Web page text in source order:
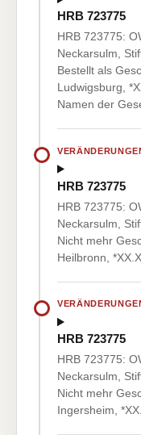
HRB 723775
HRB 723775:
Neckarsulm,
Bestellt als
Ludwigsburg,
Namen der
HRB 723775
HRB 723775:
Neckarsulm,
Nicht mehr
Heilbronn,
HRB 723775
HRB 723775:
Neckarsulm,
Nicht mehr
Ingersheim,